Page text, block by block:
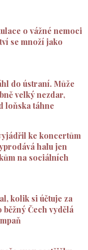
o vážné nemoci
se množí jako
do ústraní. Může
velký nezdar,
loňska táhne
ke koncertům
halu jen
na sociálních
kolik si účtuje za
Čech vydělá